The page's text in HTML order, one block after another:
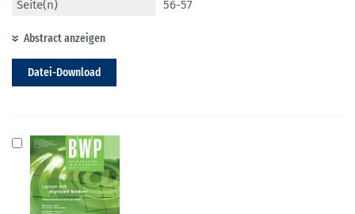
Seite(n)
56-57
Abstract anzeigen
Datei-Download